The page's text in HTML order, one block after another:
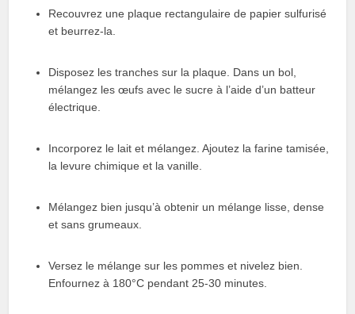
Recouvrez une plaque rectangulaire de papier sulfurisé
et beurrez-la.
Disposez les tranches sur la plaque. Dans un bol,
mélangez les œufs avec le sucre à l’aide d’un batteur
électrique.
Incorporez le lait et mélangez. Ajoutez la farine tamisée,
la levure chimique et la vanille.
Mélangez bien jusqu’à obtenir un mélange lisse, dense
et sans grumeaux.
Versez le mélange sur les pommes et nivelez bien.
Enfournez à 180°C pendant 25-30 minutes.